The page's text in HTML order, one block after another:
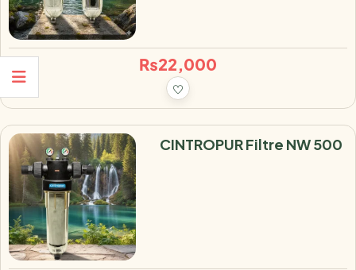
₨22,000
CINTROPUR Filtre NW 500